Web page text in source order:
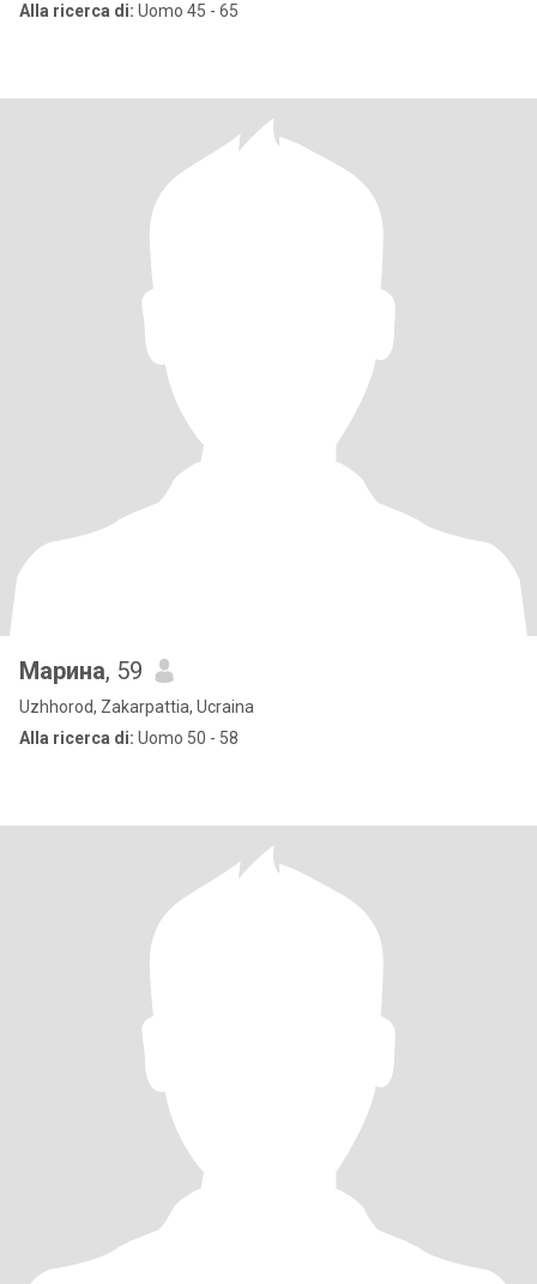
Alla ricerca di: Uomo 45 - 65
Марина, 59
Uzhhorod, Zakarpattia, Ucraina
Alla ricerca di: Uomo 50 - 58